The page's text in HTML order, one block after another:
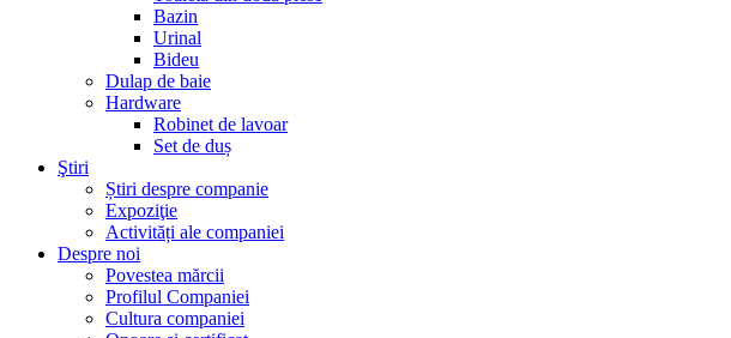
Bazin
Urinal
Bideu
Dulap de baie
Hardware
Robinet de lavoar
Set de duș
Ştiri
Știri despre companie
Expoziţie
Activități ale companiei
Despre noi
Povestea mărcii
Profilul Companiei
Cultura companiei